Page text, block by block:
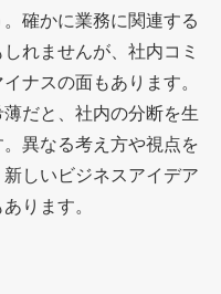
確かに業務に関連する
れませんが、社内コミ
ナスの面もあります。
だと、社内の分断を生
異なる考え方や視点を
しいビジネスアイデア
ります。